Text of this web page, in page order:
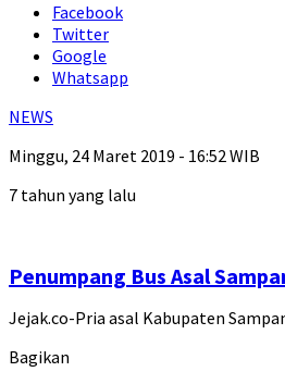
Facebook
Twitter
Google
Whatsapp
NEWS
Minggu, 24 Maret 2019 - 16:52 WIB
7 tahun yang lalu
Penumpang Bus Asal
Jejak.co-Pria asal Kabupaten
Bagikan